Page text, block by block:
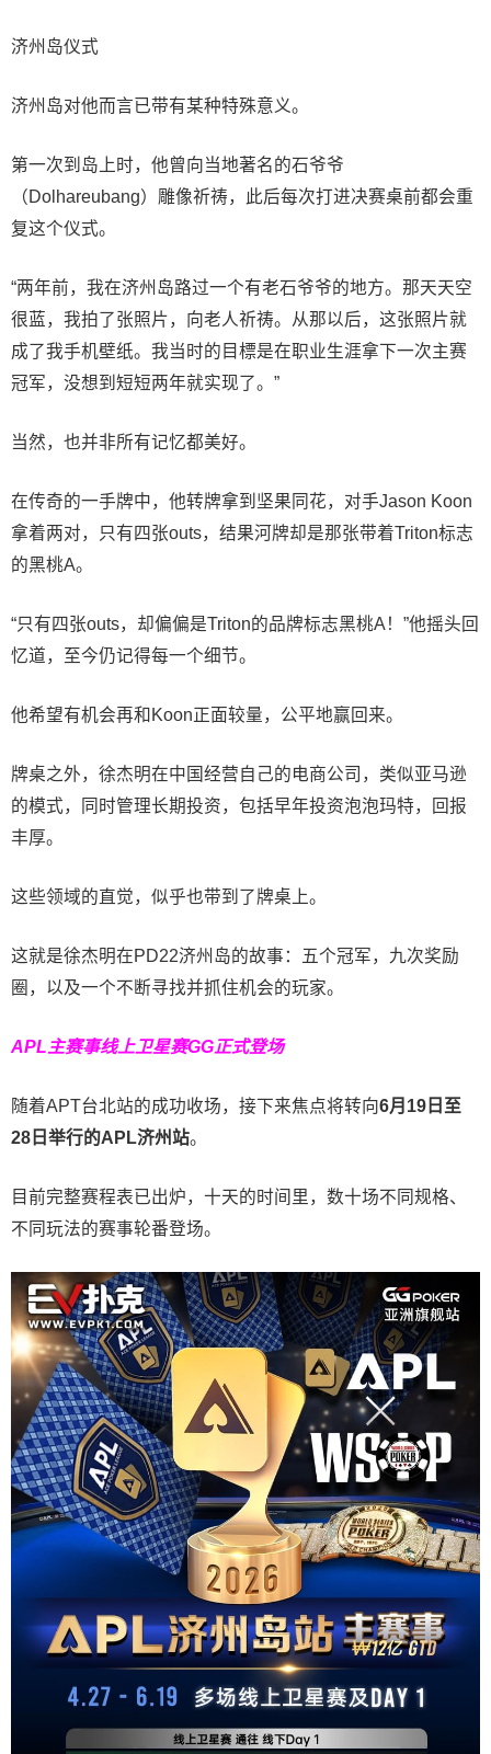
济州岛仪式
济州岛对他而言已带有某种特殊意义。
第一次到岛上时，他曾向当地著名的石爷爷
（Dolhareubang）雕像祈祷，此后每次打进决赛桌前都会重
复这个仪式。
“两年前，我在济州岛路过一个有老石爷爷的地方。那天天空
很蓝，我拍了张照片，向老人祈祷。从那以后，这张照片就
成了我手机壁纸。我当时的目標是在职业生涯拿下一次主赛
冠军，没想到短短两年就实现了。”
当然，也并非所有记忆都美好。
在传奇的一手牌中，他转牌拿到坚果同花，对手Jason Koon
拿着两对，只有四张outs，结果河牌却是那张带着Triton标志
的黑桃A。
“只有四张outs，却偏偏是Triton的品牌标志黑桃A！”他摇头回
忆道，至今仍记得每一个细节。
他希望有机会再和Koon正面较量，公平地赢回来。
牌桌之外，徐杰明在中国经营自己的电商公司，类似亚马逊
的模式，同时管理长期投资，包括早年投资泡泡玛特，回报
丰厚。
这些领域的直觉，似乎也带到了牌桌上。
这就是徐杰明在PD22济州岛的故事：五个冠军，九次奖励
圈，以及一个不断寻找并抓住机会的玩家。
APL主赛事线上卫星赛GG正式登场
随着APT台北站的成功收场，接下来焦点将转向6月 19 日至
28 日举行的APL济州站。
目前完整赛程表已出炉，十天的时间里，数十场不同规格、
不同玩法的赛事轮番登场。